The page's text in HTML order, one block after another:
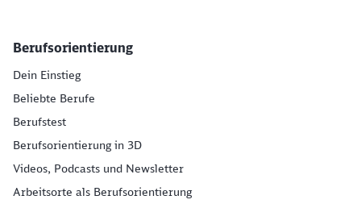
Berufsorientierung
Dein Einstieg
Beliebte Berufe
Berufstest
Berufsorientierung in 3D
Videos, Podcasts und Newsletter
Arbeitsorte als Berufsorientierung